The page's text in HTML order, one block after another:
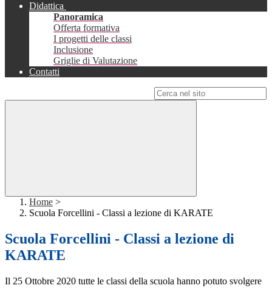
Didattica
Panoramica
Offerta formativa
I progetti delle classi
Inclusione
Griglie di Valutazione
Contatti
Home >
Scuola Forcellini - Classi a lezione di KARATE
Scuola Forcellini - Classi a lezione di
KARATE
Il 25 Ottobre 2020 tutte le classi della scuola hanno potuto svolgere